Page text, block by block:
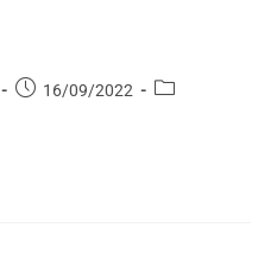
16/09/2022